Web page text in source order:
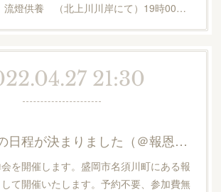
燈供養 （北上川川岸にて）19時00…
21:30
朝の坐禅会の日程が決まりました（＠報恩寺・名須川町）
を開催します。盛岡市名須川町にある報
て開催いたします。予約不要、参加費無